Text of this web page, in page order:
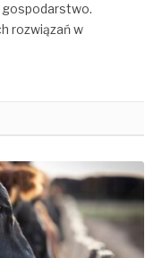
gospodarstwo.
rozwiązań w